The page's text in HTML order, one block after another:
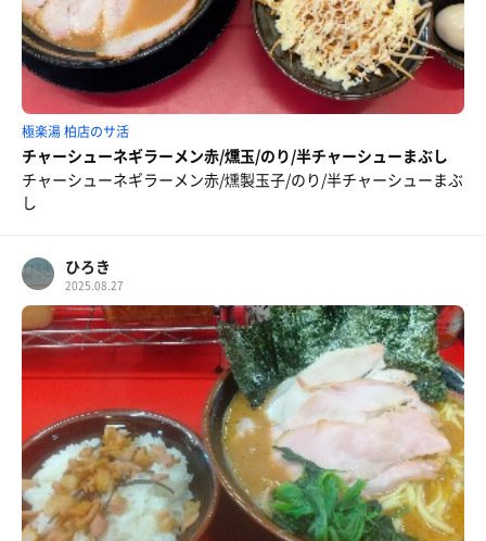
極楽湯 柏店のサ活
チャーシューネギラーメン赤/燻玉/のり/半チャーシューまぶし
チャーシューネギラーメン赤/燻製玉子/のり/半チャーシューまぶ
し
ひろき
2025.08.27